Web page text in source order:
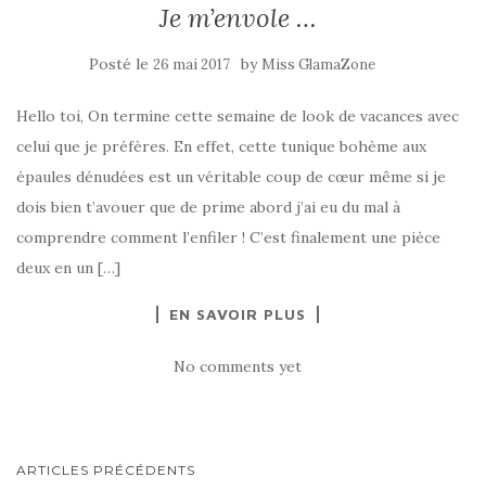
Je m’envole …
Posté le 26 mai 2017 by Miss GlamaZone
Hello toi, On termine cette semaine de look de vacances avec
celui que je préfères. En effet, cette tunique bohème aux
épaules dénudées est un véritable coup de cœur même si je
dois bien t’avouer que de prime abord j’ai eu du mal à
comprendre comment l’enfiler ! C’est finalement une pièce
deux en un […]
EN SAVOIR PLUS
No comments yet
NAVIGATION
ARTICLES PRÉCÉDENTS